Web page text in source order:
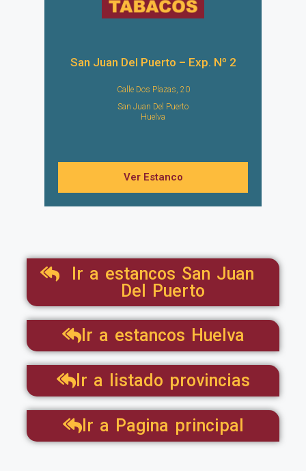
San Juan Del Puerto – Exp. Nº 2
Calle Dos Plazas, 20
San Juan Del Puerto
Huelva
Ver Estanco
Ir a estancos San Juan
Del Puerto
Ir a estancos Huelva
Ir a listado provincias
Ir a Pagina principal